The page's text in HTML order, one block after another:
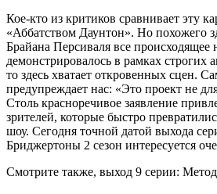
Кое-кто из критиков сравнивает эту
«Аббатством Даунтон». Но похожего
Брайана Персиваля все происходящее
демонстрировалось в рамках строгих
то здесь хватает откровенных сцен.
предупреждает нас: «Это проект не
Столь красноречивое заявление
зрителей, которые быстро
шоу. Сегодня точной датой выхода
Бриджертоны 2 сезон интересуется
Смотрите также, выход 9 серии: Метод